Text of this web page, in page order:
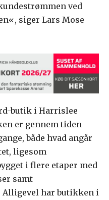
ved
siger Lars Mose
butik i Harrislee
er gennem tiden
både hvad angår
ligesom
i flere etaper med
samt
har butikken i